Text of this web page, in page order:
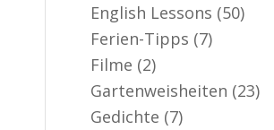
English Lessons (50)
Ferien-Tipps (7)
Filme (2)
Gartenweisheiten (23)
Gedichte (7)